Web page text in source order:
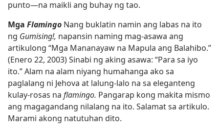
punto​—na maikli ang buhay ng tao.
Mga Flamingo Nang buklatin namin ang labas na ito
ng Gumising!, napansin naming mag-asawa ang
artikulong “Mga Mananayaw na Mapula ang Balahibo.”
(Enero 22, 2003) Sinabi ng aking asawa: “Para sa iyo
ito.” Alam na alam niyang humahanga ako sa
paglalang ni Jehova at lalung-lalo na sa eleganteng
kulay-rosas na flamingo. Pangarap kong makita mismo
ang magagandang nilalang na ito. Salamat sa artikulo.
Marami akong natutuhan dito.